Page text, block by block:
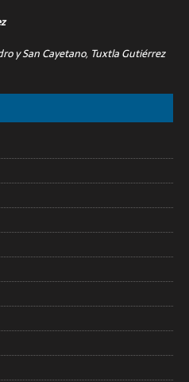
y San Cayetano, Tuxtla Gutiérrez